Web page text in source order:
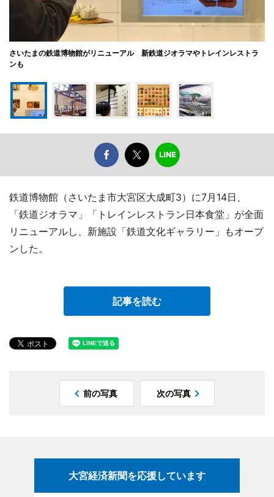
さいたまの鉄道博物館がリニューアル 新鉄道ジオラマやトレインレストラ
ンも
鉄道博物館（さいたま市大宮区大成町3）に7月14日、
「鉄道ジオラマ」「トレインレストラン日本食堂」が全面
リニューアルし、新施設「鉄道文化ギャラリー」もオープ
ンした。
記事を読む
前の写真 次の写真
大宮経済新聞を応援しています